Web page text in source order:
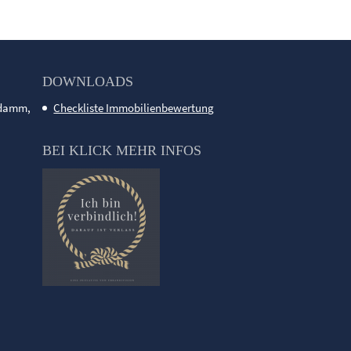
DOWNLOADS
Checkliste Immobilienbewertung
BEI KLICK MEHR INFOS